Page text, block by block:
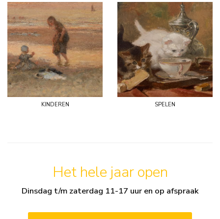
kinderen spelen
Het hele jaar open
Dinsdag t/m zaterdag 11-17 uur en op afspraak